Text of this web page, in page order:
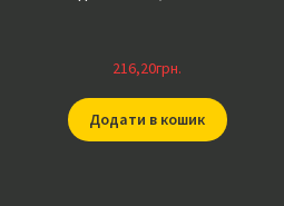
216,20грн.
Додати в кошик